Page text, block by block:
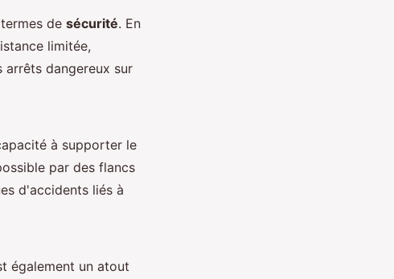
de sécurité. En
limitée,
arrêts dangereux sur
à supporter le
par des flancs
d'accidents liés à
également un atout